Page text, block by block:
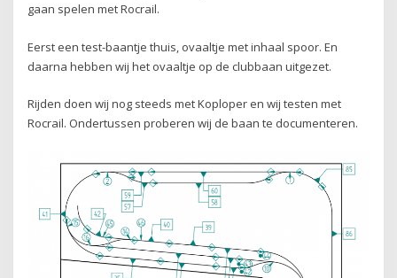
gaan spelen met Rocrail.
Eerst een test-baantje thuis, ovaaltje met inhaal spoor. En
daarna hebben wij het ovaaltje op de clubbaan uitgezet.
Rijden doen wij nog steeds met Koploper en wij testen met
Rocrail. Ondertussen proberen wij de baan te documenteren.